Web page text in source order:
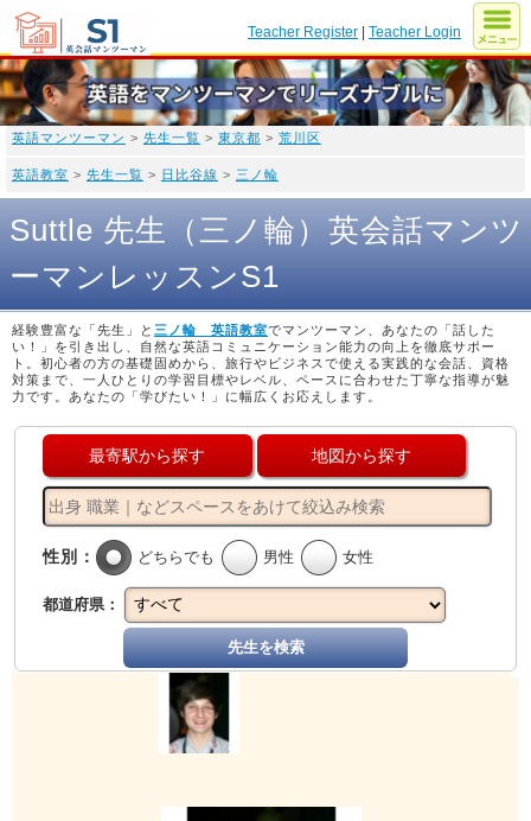
Teacher Register |Teacher Login
英語マンツーマン > 先生一覧 > 東京都 > 荒川区
英語教室 > 先生一覧 > 日比谷線 > 三ノ輪
Suttle 先生（三ノ輪）英会話マンツ
ーマンレッスンS1
経験豊富な「先生」と 三ノ輪 英語教室でマンツーマン、あなたの「話した
い！」を引き出し、自然な英語コミュニケーション能力の向上を徹底サポー
ト。初心者の方の基礎固めから、旅行やビジネスで使える実践的な会話、資格
対策まで、一人ひとりの学習目標やレベル、ペースに合わせた丁寧な指導が魅
力です。あなたの「学びたい！」に幅広くお応えします。
最寄駅から探す 地図から探す
性別： どちらでも 男性 女性
都道府県：
先生を検索